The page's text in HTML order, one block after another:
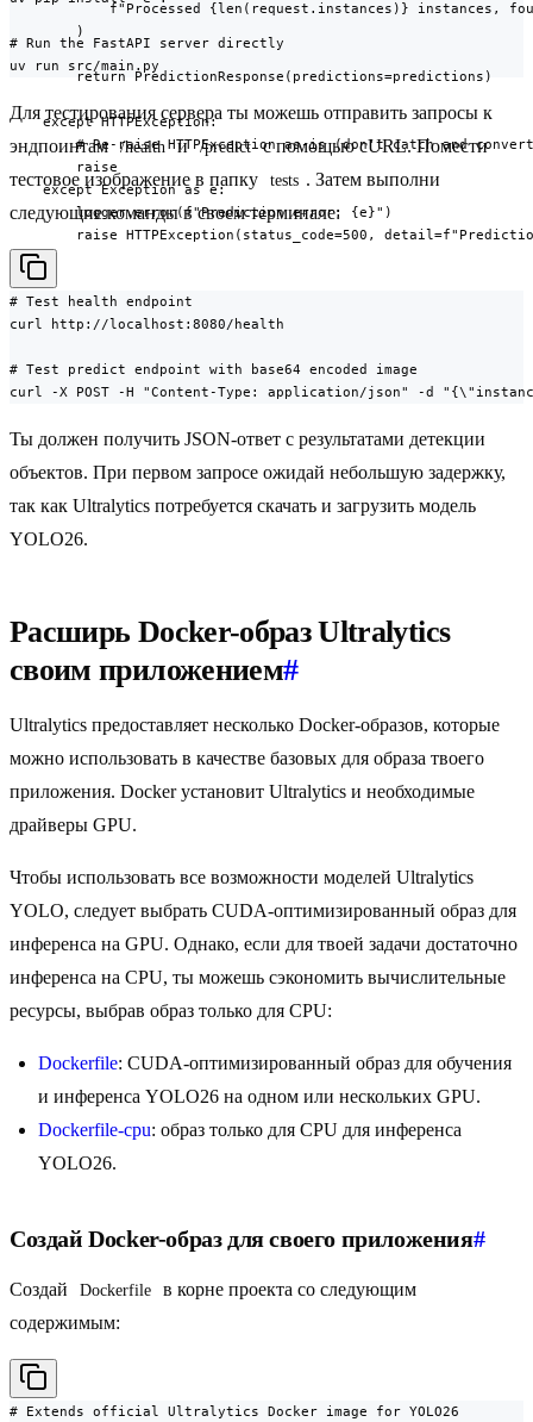
f"Processed {len(request.instances)} instances,
        )
        return PredictionResponse(predictions=predictions)
    except HTTPException:
# Re-raise HTTPException as-is (don't catch and
        raise
    except Exception as e:
        logger.error(f"Prediction error: {e}")
raise HTTPException(status_code=500,
# Run the FastAPI server directly
uv run src/main.py
Для тестирования сервера ты можешь отправить запросы к
эндпоинтам /health и /predict с помощью cURL. Помести
тестовое изображение в папку
tests . Затем выполни
следующие команды в своем терминале:
# Test health endpoint
curl http://localhost:8080/health
# Test predict endpoint with base64 encoded image
curl -X POST -H "Content-Type: application/json" -d
Ты должен получить JSON-ответ с результатами детекции
объектов. При первом запросе ожидай небольшую задержку,
так как Ultralytics потребуется скачать и загрузить модель
YOLO26.
Расширь Docker-образ Ultralytics
своим приложением#
Ultralytics предоставляет несколько Docker-образов, которые
можно использовать в качестве базовых для образа твоего
приложения. Docker установит Ultralytics и необходимые
драйверы GPU.
Чтобы использовать все возможности моделей Ultralytics
YOLO, следует выбрать CUDA-оптимизированный образ для
инференса на GPU. Однако, если для твоей задачи достаточно
инференса на CPU, ты можешь сэкономить вычислительные
ресурсы, выбрав образ только для CPU:
Dockerfile: CUDA-оптимизированный образ для обучения
и инференса YOLO26 на одном или нескольких GPU.
Dockerfile-cpu: образ только для CPU для инференса
YOLO26.
Создай Docker-образ для своего приложения#
Создай Dockerfile
в корне проекта со следующим
содержимым:
# Extends official Ultralytics Docker image for YOLO26